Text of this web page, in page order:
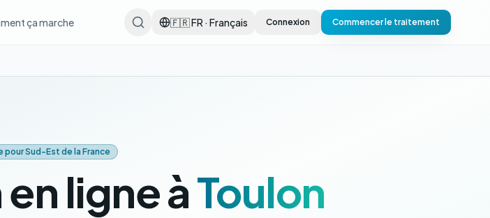
ça marche 🇫🇷 FR · Français Connexion Commencer le traitement
pour Sud-Est de la France
ligne àToulon